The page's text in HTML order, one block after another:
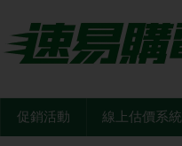
促銷活動 線上估價系統